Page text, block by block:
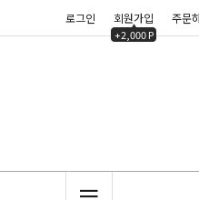
로그인 회원가입
+2,000 P
주문